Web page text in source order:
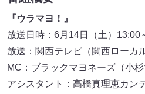
『ウラマヨ！』
放送日時：6月14日（土）13:00
放送：関西テレビ（関西ローカル
MC：ブラックマヨネーズ（小杉
アシスタント：高橋真理恵カン